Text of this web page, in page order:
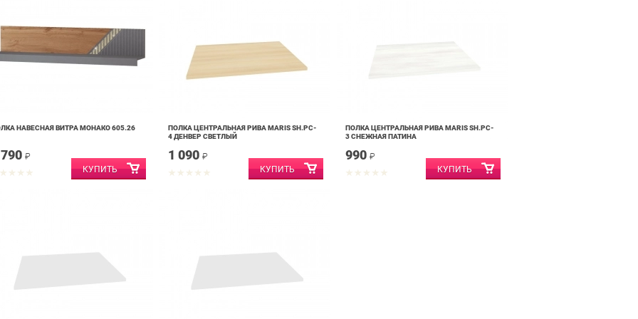
НАВЕСНАЯ ВИТРА МОНАКО 605.26
₽
ПОЛКА ЦЕНТРАЛЬНАЯ РИВА MARIS SH.PC-
4 ДЕНВЕР СВЕТЛЫЙ
1 090 ₽
ПОЛКА ЦЕНТРАЛЬНАЯ РИВА MARIS SH.PC-
3 СНЕЖНАЯ ПАТИНА
990 ₽